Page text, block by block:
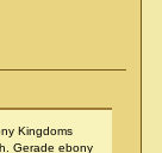
Kingdoms
Gerade ebony